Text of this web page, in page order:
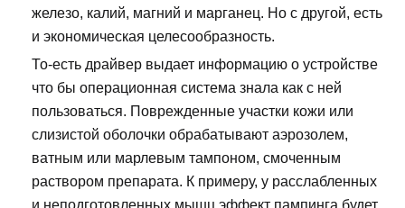
железо, калий, магний и марганец. Но с другой, есть
и экономическая целесообразность.
То-есть драйвер выдает информацию о устройстве
что бы операционная система знала как с ней
пользоваться. Поврежденные участки кожи или
слизистой оболочки обрабатывают аэрозолем,
ватным или марлевым тампоном, смоченным
раствором препарата. К примеру, у расслабленных
и неподготовленных мышц эффект пампинга будет